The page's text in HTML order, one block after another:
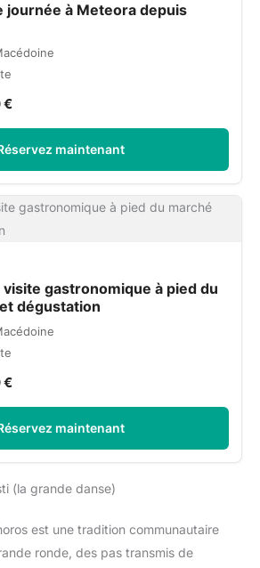
journée à Meteora depuis
€
maintenant
gastronomique à pied du
dégustation
€
maintenant
(la grande danse)
est une tradition communautaire
ronde, des pas transmis de